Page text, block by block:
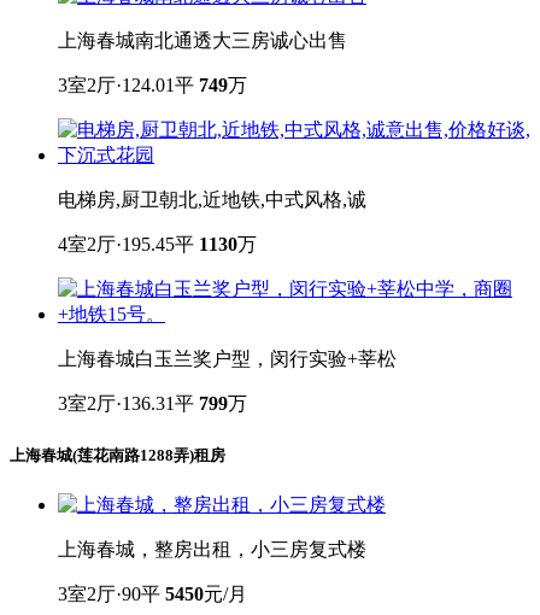
物业公司上海三原物业
车位
500 个
小区描述 本小区位于莲花南路1288弄，于2000建造完成，属于
住宅类小区。
周边学校 好时光金拇指幼儿园 , 闵行实验小学（春城校区）
莘松中学（春申校区）,海丽达幼儿园
查看更多>
3室2厅 124.01平
4室2厅 195.45平
3室2厅 136.31平